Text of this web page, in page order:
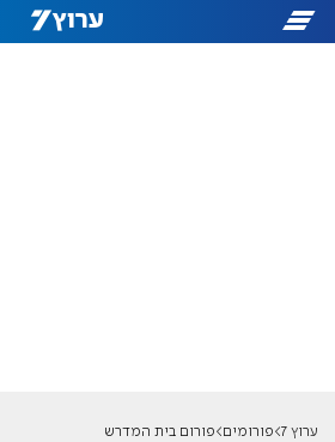
ערוץ 7 פורומים פורום בית המדרש